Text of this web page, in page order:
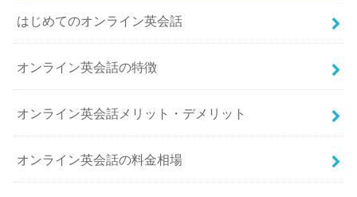
はじめてのオンライン英会話
オンライン英会話の特徴
オンライン英会話メリット・デメリット
オンライン英会話の料金相場